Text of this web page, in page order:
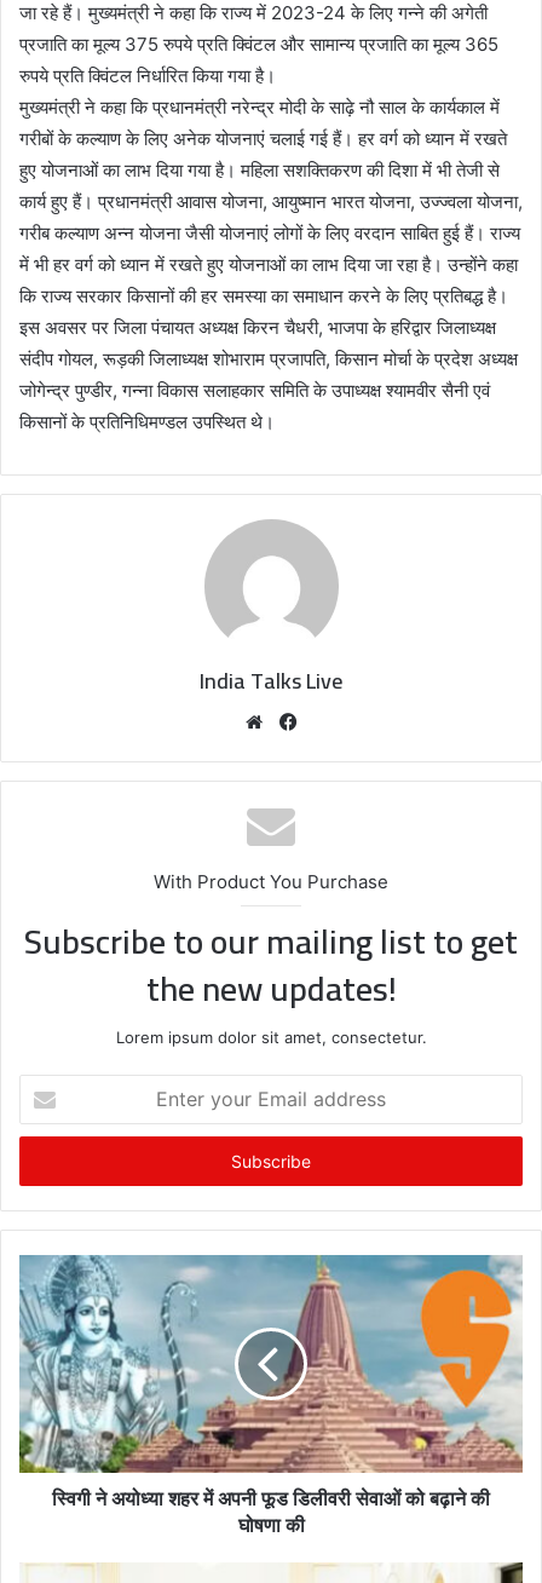
जा रहे हैं। मुख्यमंत्री ने कहा कि राज्य में 2023-24 के लिए गन्ने की अगेती
प्रजाति का मूल्य 375 रुपये प्रति क्विंटल और सामान्य प्रजाति का मूल्य 365
रुपये प्रति क्विंटल निर्धारित किया गया है।
मुख्यमंत्री ने कहा कि प्रधानमंत्री नरेन्द्र मोदी के साढ़े नौ साल के कार्यकाल में
गरीबों के कल्याण के लिए अनेक योजनाएं चलाई गई हैं। हर वर्ग को ध्यान में रखते
हुए योजनाओं का लाभ दिया गया है। महिला सशक्तिकरण की दिशा में भी तेजी से
कार्य हुए हैं। प्रधानमंत्री आवास योजना, आयुष्मान भारत योजना, उज्ज्वला योजना,
गरीब कल्याण अन्न योजना जैसी योजनाएं लोगों के लिए वरदान साबित हुई हैं। राज्य
में भी हर वर्ग को ध्यान में रखते हुए योजनाओं का लाभ दिया जा रहा है। उन्होंने कहा
कि राज्य सरकार किसानों की हर समस्या का समाधान करने के लिए प्रतिबद्ध है।
इस अवसर पर जिला पंचायत अध्यक्ष किरन चैधरी, भाजपा के हरिद्वार जिलाध्यक्ष
संदीप गोयल, रूड़की जिलाध्यक्ष शोभाराम प्रजापति, किसान मोर्चा के प्रदेश अध्यक्ष
जोगेन्द्र पुण्डीर, गन्ना विकास सलाहकार समिति के उपाध्यक्ष श्यामवीर सैनी एवं
किसानों के प्रतिनिधिमण्डल उपस्थित थे।
India Talks Live
We
te
bo
With Product You Purchase
Subscribe to our mailing list to get
the new updates!
Lorem ipsum dolor sit amet, consectetur.
t
r
y
u
r
E
m
a
i
l
a
d
स्विगी ने अयोध्या शहर में अपनी फूड डिलीवरी सेवाओं को बढ़ाने की
घोषणा की